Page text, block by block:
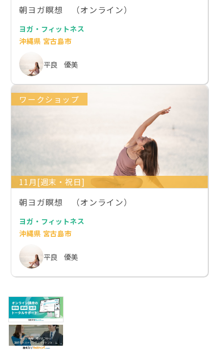
朝ヨガ瞑想 （オンライン）
ヨガ・フィットネス
沖縄県 宮古島市
平良 優美
ワークショップ
11月[週末・祝日]
朝ヨガ瞑想 （オンライン）
ヨガ・フィットネス
沖縄県 宮古島市
平良 優美